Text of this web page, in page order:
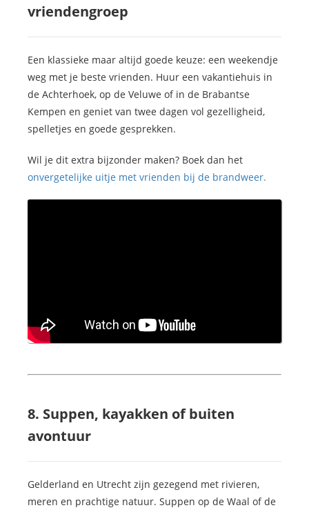
vriendengroep
Een klassieke maar altijd goede keuze: een weekendje
weg met je beste vrienden. Huur een vakantiehuis in
de Achterhoek, op de Veluwe of in de Brabantse
Kempen en geniet van twee dagen vol gezelligheid,
spelletjes en goede gesprekken.
Wil je dit extra bijzonder maken? Boek dan het
onvergetelijke uitje met vrienden bij de brandweer.
8. Suppen, kayakken of buiten
avontuur
Gelderland en Utrecht zijn gezegend met rivieren,
meren en prachtige natuur. Suppen op de Waal of de